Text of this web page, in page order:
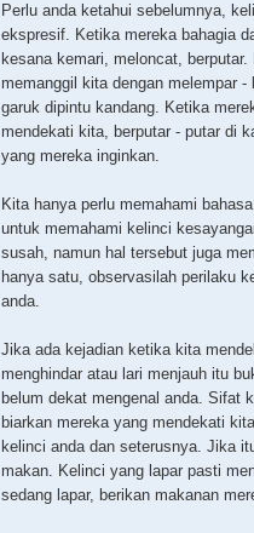
Perlu anda ketahui sebelumnya,
ekspresif. Ketika mereka bahagia
kesana kemari, meloncat,
memanggil kita dengan melempar
garuk dipintu kandang. Ketika
mendekati kita, berputar - putar di
yang mereka inginkan.
Kita hanya perlu memahami
untuk memahami kelinci
susah, namun hal tersebut juga
hanya satu, observasilah perilaku
anda.
Jika ada kejadian ketika kita
menghindar atau lari menjauh itu
belum dekat mengenal anda. Sifat
biarkan mereka yang mendekati
kelinci anda dan seterusnya. Jika
makan. Kelinci yang lapar pasti
sedang lapar, berikan makanan